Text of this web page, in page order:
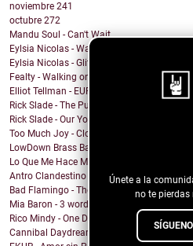
Únete a la
no te pierdas
noviembre 241
octubre 272
Mandu Soul - Can't Wait
Eylsia Nicolas - Wake Up In The Morning
Eylsia Nicolas - Glitter and Glam
Fealty - Walking on Hands
Elliot Tellman - EUPHORIA
Rick Slade - The Pub was our Gym
Rick Slade - Our Youngsters
Too Much Joy - Clowns (but Ska)
LowDown Brass Band - Echoes of a Photo
Lo Que Me Hace Mal - Matanza
Antro Clandestino - Playa y Sol
Bad Flamingo - The Fruit
Mia Baron - 3 words
Rico Mindy - One Day I...
Cannibal Daydream - Baby, Can't You Feel